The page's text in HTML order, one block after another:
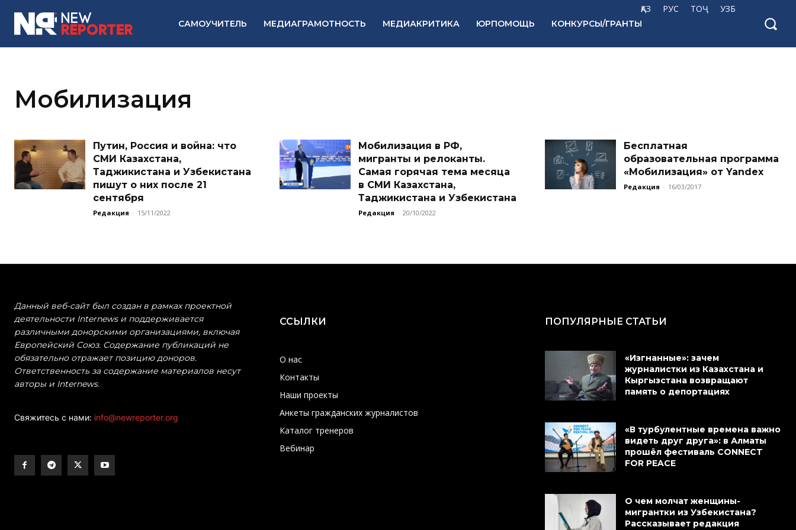
ҚАЗ РУС ТОҶ УЗБ
САМОУЧИТЕЛЬ МЕДИАГРАМОТНОСТЬ МЕДИАКРИТИКА ЮРПОМОЩЬ КОНКУРСЫ/ГРАНТЫ
Мобилизация
Путин, Россия и война: что
СМИ Казахстана,
Таджикистана и Узбекистана
пишут о них после 21
сентября
Редакция - 15/11/2022
Мобилизация в РФ,
мигранты и релоканты.
Самая горячая тема месяца
в СМИ Казахстана,
Таджикистана и Узбекистана
Редакция - 20/10/2022
Бесплатная
образовательная программа
«Мобилизация» от Yandex
Редакция - 16/03/2017
Данный веб-сайт был создан в рамках проектной
деятельности Internews и поддерживается
различными донорскими организациями, включая
Европейский Союз. Содержание публикаций не
обязательно отражает позицию доноров.
Ответственность за содержание материалов несут
авторы и Internews.
Свяжитесь с нами: info@newreporter.org
ССЫЛКИ
О нас
Контакты
Наши проекты
Анкеты гражданских журналистов
Каталог тренеров
Вебинар
ПОПУЛЯРНЫЕ СТАТЬИ
«Изгнанные»: зачем
журналистки из Казахстана и
Кыргызстана возвращают
память о депортациях
«В турбулентные времена важно
видеть друг друга»: в Алматы
прошёл фестиваль CONNECT
FOR PEACE
О чем молчат женщины-
мигрантки из Узбекистана?
Рассказывает редакция